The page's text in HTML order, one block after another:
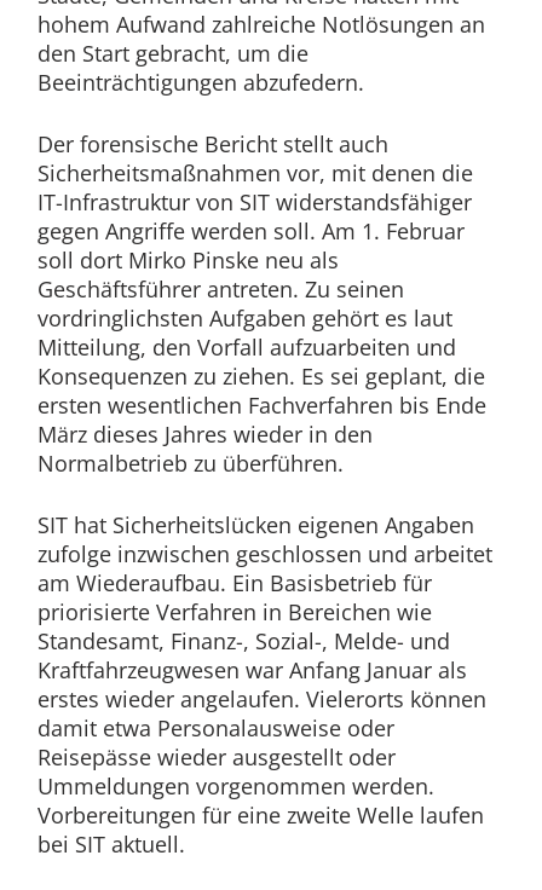
hohem Aufwand zahlreiche Notlösungen an
den Start gebracht, um die
Beeinträchtigungen abzufedern.
Der forensische Bericht stellt auch
Sicherheitsmaßnahmen vor, mit denen die
IT-Infrastruktur von SIT widerstandsfähiger
gegen Angriffe werden soll. Am 1. Februar
soll dort Mirko Pinske neu als
Geschäftsführer antreten. Zu seinen
vordringlichsten Aufgaben gehört es laut
Mitteilung, den Vorfall aufzuarbeiten und
Konsequenzen zu ziehen. Es sei geplant, die
ersten wesentlichen Fachverfahren bis Ende
März dieses Jahres wieder in den
Normalbetrieb zu überführen.
SIT hat Sicherheitslücken eigenen Angaben
zufolge inzwischen geschlossen und arbeitet
am Wiederaufbau. Ein Basisbetrieb für
priorisierte Verfahren in Bereichen wie
Standesamt, Finanz-, Sozial-, Melde- und
Kraftfahrzeugwesen war Anfang Januar als
erstes wieder angelaufen. Vielerorts können
damit etwa Personalausweise oder
Reisepässe wieder ausgestellt oder
Ummeldungen vorgenommen werden.
Vorbereitungen für eine zweite Welle laufen
bei SIT aktuell.